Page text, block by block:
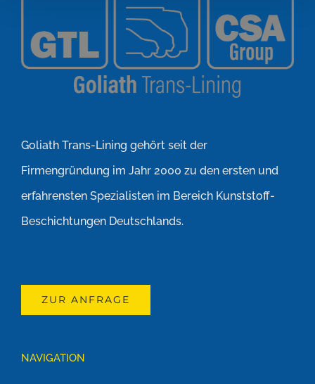
Goliath Trans-Lining gehört seit der
Firmengründung im Jahr 2000 zu den ersten und
erfahrensten Spezialisten im Bereich Kunststoff-
Beschichtungen Deutschlands.
ZUR ANFRAGE
NAVIGATION